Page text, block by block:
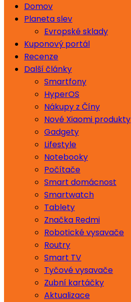
Domov
Planeta slev
Evropské sklady
Kuponový portál
Recenze
Další články
Smartfony
HyperOS
Nákupy z Číny
Nové Xiaomi produkty
Gadgety
Lifestyle
Notebooky
Počítače
Smart domácnost
Smartwatch
Tablety
Značka Redmi
Robotické vysavače
Routry
Smart TV
Tyčové vysavače
Zubní kartáčky
Aktualizace